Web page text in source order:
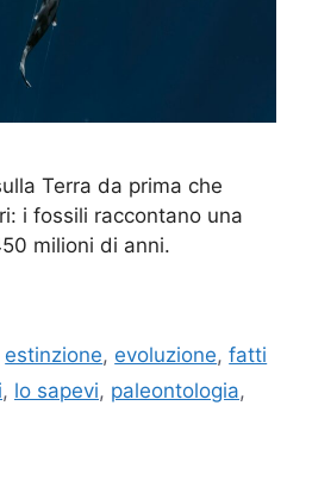
Terra da prima che
i fossili raccontano una
milioni di anni.
estinzione, evoluzione,fatti
, lo sapevi, paleontologia,